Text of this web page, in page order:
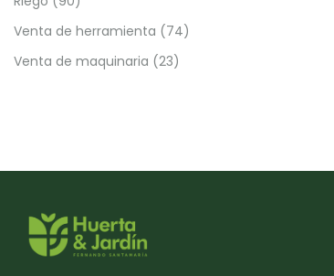
Venta de herramienta (74)
Venta de maquinaria (23)